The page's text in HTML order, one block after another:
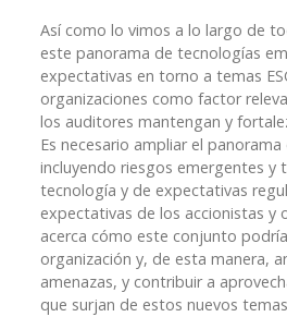
Así como lo vimos a lo largo de
este panorama de tecnologías
expectativas en torno a temas
organizaciones como factor
los auditores mantengan y
Es necesario ampliar el
incluyendo riesgos emergentes y
tecnología y de expectativas
expectativas de los accionistas y
acerca cómo este conjunto
organización y, de esta manera,
amenazas, y contribuir a
que surjan de estos nuevos